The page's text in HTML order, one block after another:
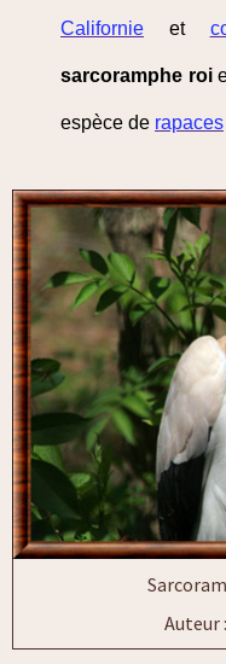
Californie et
sarcoramphe roi
espèce de rapaces
Auteur